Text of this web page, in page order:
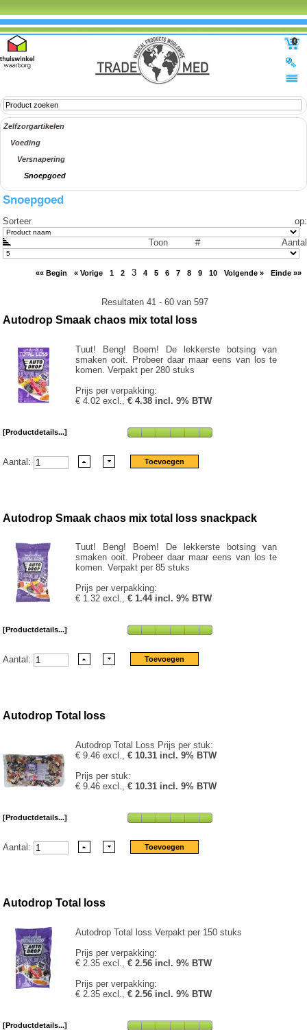
0
Zelfzorgartikelen
Voeding
Versnapering
Snoepgoed
Snoepgoed
Sorteer op:
Toon # Aantal
«« Begin « Vorige 1 2 3 4 5 6 7 8 9 10 Volgende » Einde »»
Resultaten 41 - 60 van 597
Autodrop Smaak chaos mix total loss
Tuut! Beng! Boem! De lekkerste botsing van
smaken ooit. Probeer daar maar eens van los te
komen. Verpakt per 280 stuks
Prijs per verpakking:
€ 4.02 excl.,€ 4.38 incl. 9% BTW
[Productdetails...]
Aantal:
Autodrop Smaak chaos mix total loss snackpack
Tuut! Beng! Boem! De lekkerste botsing van
smaken ooit. Probeer daar maar eens van los te
komen. Verpakt per 85 stuks
Prijs per verpakking:
€ 1.32 excl.,€ 1.44 incl. 9% BTW
[Productdetails...]
Aantal:
Autodrop Total loss
Autodrop Total Loss Prijs per stuk:
€ 9.46 excl.,€ 10.31 incl. 9% BTW
Prijs per stuk:
€ 9.46 excl.,€ 10.31 incl. 9% BTW
[Productdetails...]
Aantal:
Autodrop Total loss
Autodrop Total loss Verpakt per 150 stuks
Prijs per verpakking:
€ 2.35 excl.,€ 2.56 incl. 9% BTW
Prijs per verpakking:
€ 2.35 excl.,€ 2.56 incl. 9% BTW
[Productdetails...]